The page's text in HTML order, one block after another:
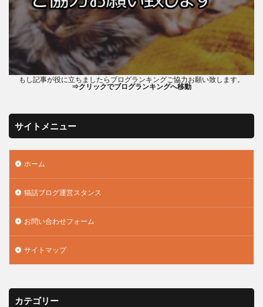
もし記事が役に立ちましたらブログランキングご協力お願い致します。
⇒クリックでブログランキングへ移動
サイトメニュー
ホーム
猫話ブログ運営スタンス
お問い合わせフォーム
サイトマップ
カテゴリー